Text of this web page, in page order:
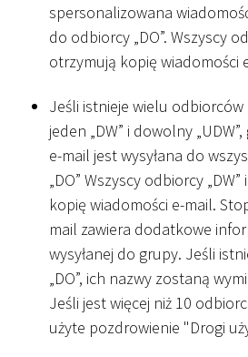
spersonalizowana
do odbiorcy „DO”. Wszyscy
otrzymują kopię wiadomości
Jeśli istnieje wielu odbiorców
jeden „DW” i dowolny
e-mail jest wysyłana do
„DO” Wszyscy odbiorcy
kopię wiadomości e-mail.
mail zawiera dodatkowe
wysyłanej do grupy. Jeśli
„DO”, ich nazwy zostaną
Jeśli jest więcej niż 10
użyte pozdrowienie "Drogi